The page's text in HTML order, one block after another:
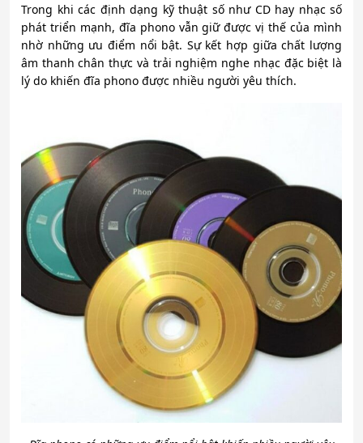
Trong khi các định dạng kỹ thuật số như CD hay nhạc số
phát triển mạnh, đĩa phono vẫn giữ được vị thế của mình
nhờ những ưu điểm nổi bật. Sự kết hợp giữa chất lượng
âm thanh chân thực và trải nghiệm nghe nhạc đặc biệt là
lý do khiến đĩa phono được nhiều người yêu thích.